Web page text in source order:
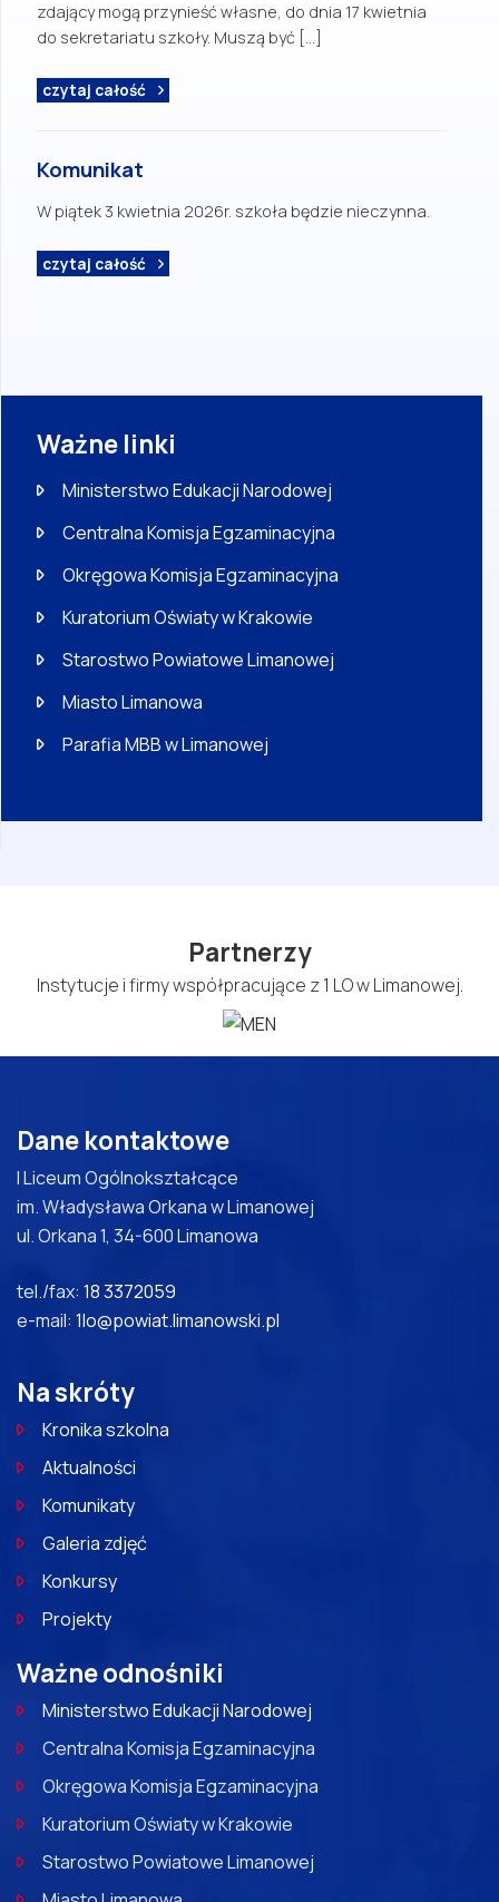
zdający mogą przynieść własne, do dnia 17 kwietnia
do sekretariatu szkoły. Muszą być […]
czytaj całość
Komunikat
W piątek 3 kwietnia 2026r. szkoła będzie nieczynna.
czytaj całość
Ważne linki
Ministerstwo Edukacji Narodowej
Centralna Komisja Egzaminacyjna
Okręgowa Komisja Egzaminacyjna
Kuratorium Oświaty w Krakowie
Starostwo Powiatowe Limanowej
Miasto Limanowa
Parafia MBB w Limanowej
Partnerzy
Instytucje i firmy współpracujące z 1 LO w Limanowej.
Dane kontaktowe
I Liceum Ogólnokształcące
im. Władysława Orkana w Limanowej
ul. Orkana 1, 34-600 Limanowa
tel./fax: 18 3372059
e-mail: 1lo@powiat.limanowski.pl
Na skróty
Kronika szkolna
Aktualności
Komunikaty
Galeria zdjęć
Konkursy
Projekty
Ważne odnośniki
Ministerstwo Edukacji Narodowej
Centralna Komisja Egzaminacyjna
Okręgowa Komisja Egzaminacyjna
Kuratorium Oświaty w Krakowie
Starostwo Powiatowe Limanowej